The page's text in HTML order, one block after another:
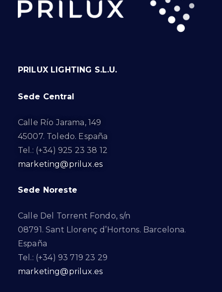
PRILUX LIGHTING S.L.U.
Sede Central
Calle Río Jarama, 149
45007. Toledo. España
Tel.: (+34) 925 23 38 12
marketing@prilux.es
Sede Noreste
Calle Del Torrent Fondo, s/n
08791. Sant Llorenç d’Hortons. Barcelona.
España
Tel.: (+34) 93 719 23 29
marketing@prilux.es